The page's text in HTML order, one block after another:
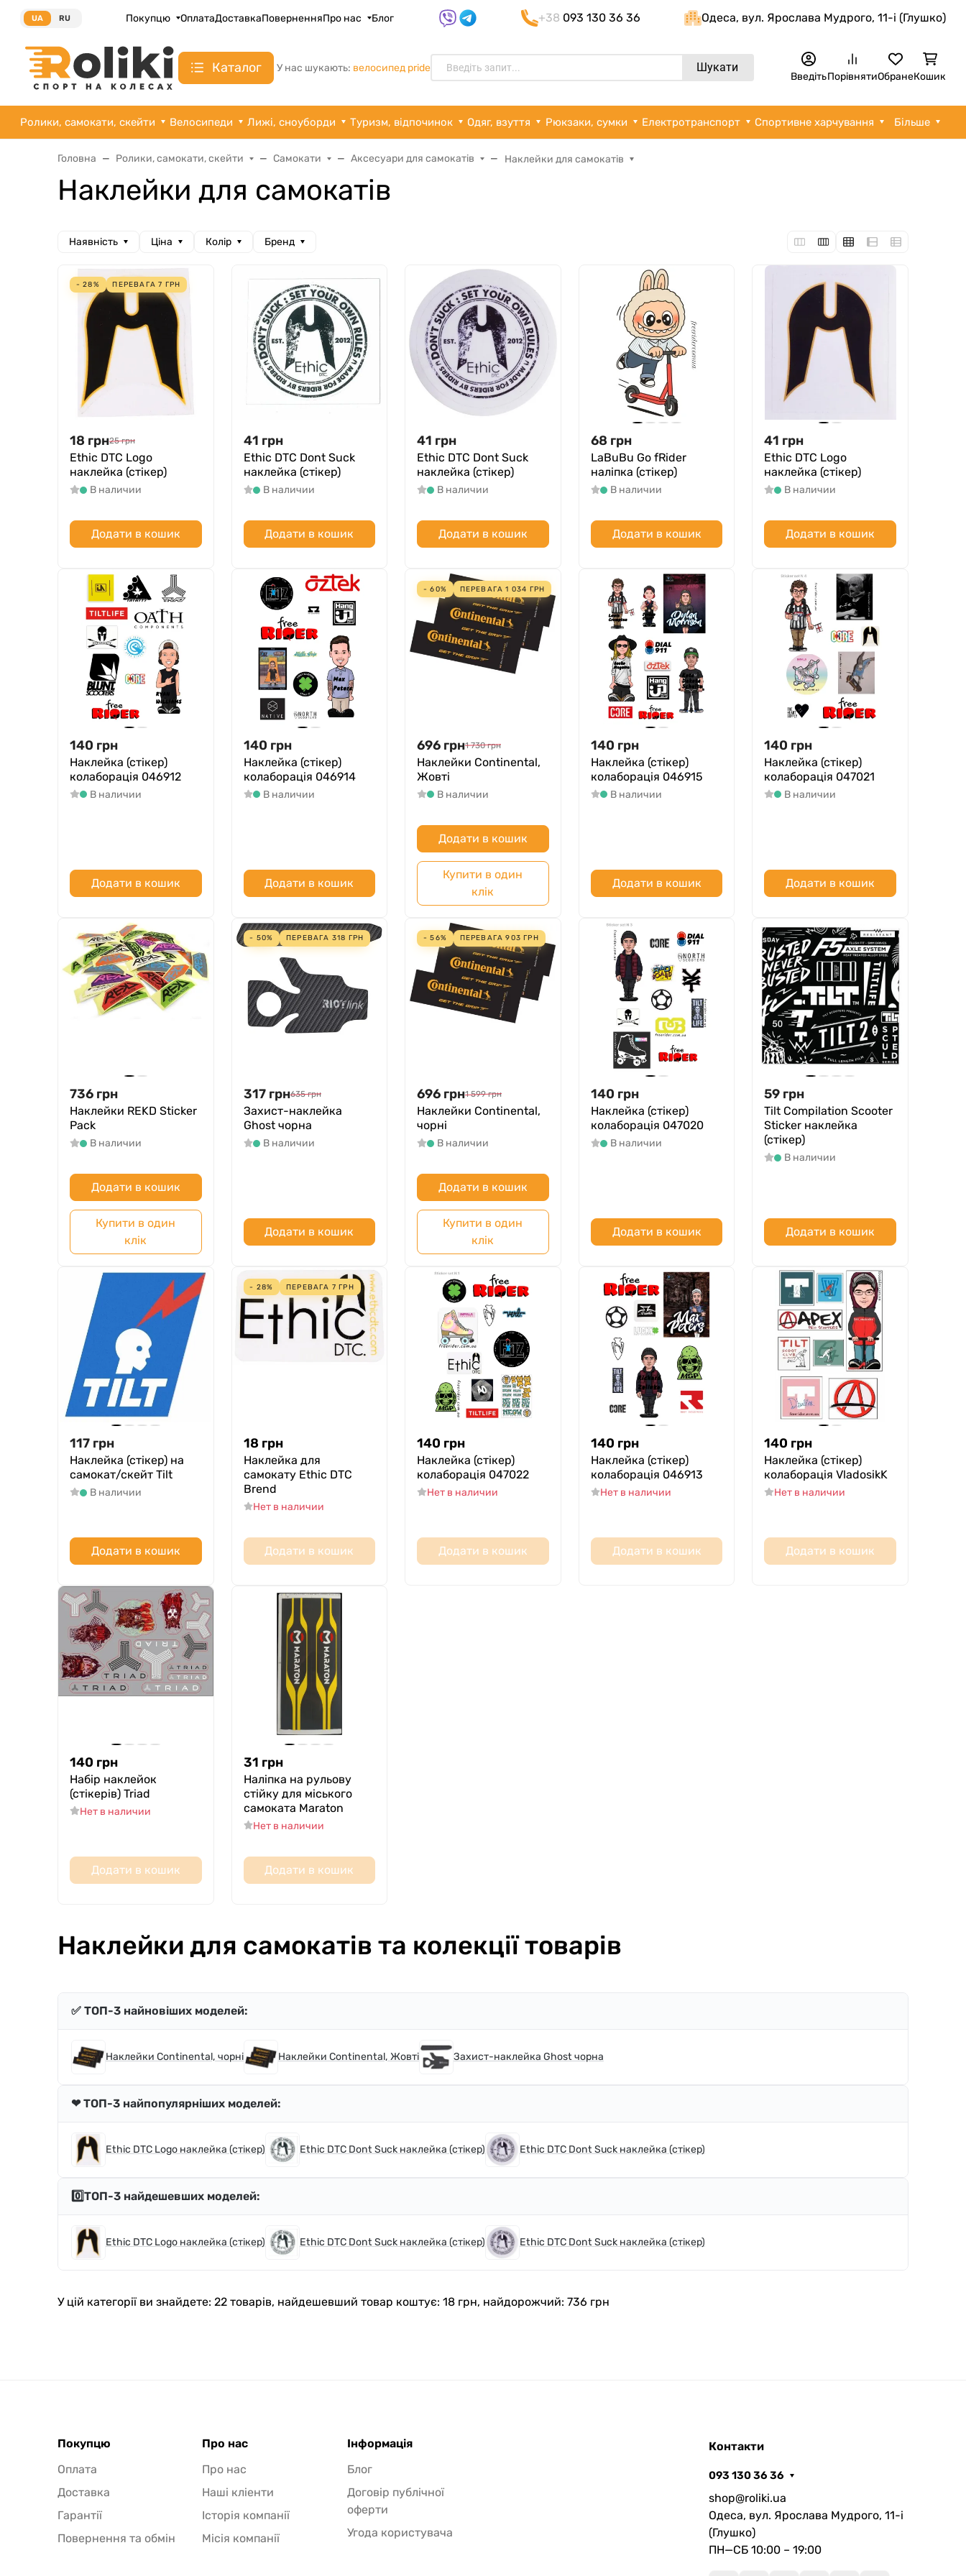
UA RU Покупцю ОплатаДоставкаПоверненняПро нас Блог +38 093 130 36 36 Одеса, вул. Ярослава Мудрого, 11-i (Глушко)
Каталог У нас шукають: велосипед pride Шукати
ВведітьПорівнятиОбранеКошик
Ролики, самокати, скейти Велосипеди Лижі, сноуборди Туризм, відпочинок Одяг, взуття Рюкзаки, сумки Електротранспорт Спортивне харчування Більше
Головна Ролики, самокати, скейти Самокати Аксесуари для самокатів Наклейки для самокатів
Наклейки для самокатів
Наявність Ціна Колір Бренд
- 28% ПЕРЕВАГА7 ГРН
18 грн25 грн
Ethic DTC Logo
наклейка (стікер)
В наличии
Додати в кошик
41 грн
Ethic DTC Dont Suck
наклейка (стікер)
В наличии
Додати в кошик
41 грн
Ethic DTC Dont Suck
наклейка (стікер)
В наличии
Додати в кошик
68 грн
LaBuBu Go fRider
наліпка (стікер)
В наличии
Додати в кошик
41 грн
Ethic DTC Logo
наклейка (стікер)
В наличии
Додати в кошик
140 грн
Наклейка (стікер)
колаборація 046912
В наличии
Додати в кошик
140 грн
Наклейка (стікер)
колаборація 046914
В наличии
Додати в кошик
- 60% ПЕРЕВАГА1 034 ГРН
696 грн1 730 грн
Наклейки Continental,
Жовті
В наличии
Додати в кошик
Купити в один
клік
140 грн
Наклейка (стікер)
колаборація 046915
В наличии
Додати в кошик
140 грн
Наклейка (стікер)
колаборація 047021
В наличии
Додати в кошик
736 грн
Наклейки REKD Sticker
Pack
В наличии
Додати в кошик
Купити в один
клік
- 50% ПЕРЕВАГА 318 ГРН
317 грн635 грн
Захист-наклейка
Ghost чорна
В наличии
Додати в кошик
- 56% ПЕРЕВАГА903 ГРН
696 грн1 599 грн
Наклейки Continental,
чорні
В наличии
Додати в кошик
Купити в один
клік
140 грн
Наклейка (стікер)
колаборація 047020
В наличии
Додати в кошик
59 грн
Tilt Compilation Scooter
Sticker наклейка
(стікер)
В наличии
Додати в кошик
117 грн
Наклейка (стікер) на
самокат/скейт Tilt
В наличии
Додати в кошик
- 28% ПЕРЕВАГА 7 ГРН
18 грн
Наклейка для
самокату Ethic DTC
Brend
Нет в наличии
Додати в кошик
140 грн
Наклейка (стікер)
колаборація 047022
Нет в наличии
Додати в кошик
140 грн
Наклейка (стікер)
колаборація 046913
Нет в наличии
Додати в кошик
140 грн
Наклейка (стікер)
колаборація VladosikK
Нет в наличии
Додати в кошик
140 грн
Набір наклейок
(стікерів) Triad
Нет в наличии
Додати в кошик
31 грн
Наліпка на рульову
стійку для міського
самоката Maraton
Нет в наличии
Додати в кошик
Наклейки для самокатів та колекції товарів
✅ ТОП-3 найновіших моделей:
Наклейки Continental, чорні Наклейки Continental, Жовті Захист-наклейка Ghost чорна
❤ ТОП-3 найпопулярніших моделей:
Ethic DTC Logo наклейка (стікер) Ethic DTC Dont Suck наклейка (стікер) Ethic DTC Dont Suck наклейка (стікер)
0️⃣ТОП-3 найдешевших моделей:
Ethic DTC Logo наклейка (стікер) Ethic DTC Dont Suck наклейка (стікер) Ethic DTC Dont Suck наклейка (стікер)
У цій категорії ви знайдете: 22 товарів, найдешевший товар коштує: 18 грн, найдорожчий: 736 грн
Покупцю
Оплата
Доставка
Гарантії
Повернення та обмін
Про нас
Про нас
Наші кліенти
Історія компанії
Місія компанії
Інформація
Блог
Договір публічної
оферти
Угода користувача
Контакти
093 130 36 36
shop@roliki.ua
Одеса, вул. Ярослава Мудрого, 11-i
(Глушко)
ПН—СБ 10:00 – 19:00